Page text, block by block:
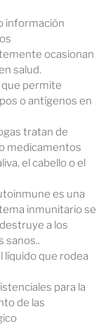
información
ocasionan
salud.
que permite
o antígenos en
tratan de
medicamentos
el cabello o el
es una
inmunitario se
a los
sanos..
líquido que rodea
para la
de las